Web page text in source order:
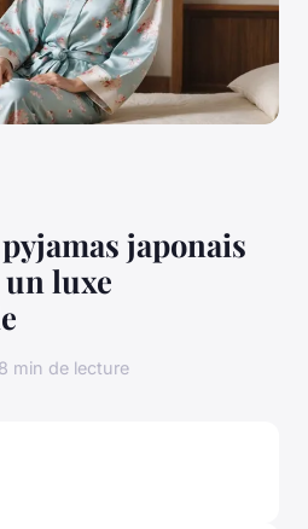
japonais
luxe
8 min de lecture